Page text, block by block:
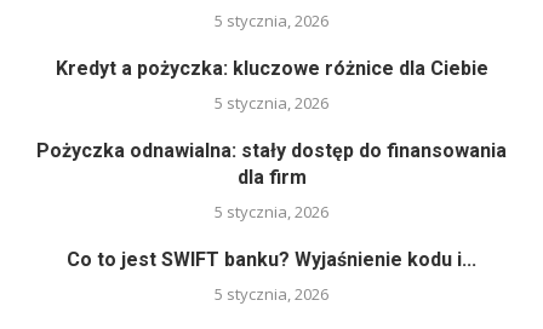
5 stycznia, 2026
Kredyt a pożyczka: kluczowe różnice dla Ciebie
5 stycznia, 2026
Pożyczka odnawialna: stały dostęp do finansowania
dla firm
5 stycznia, 2026
Co to jest SWIFT banku? Wyjaśnienie kodu i...
5 stycznia, 2026